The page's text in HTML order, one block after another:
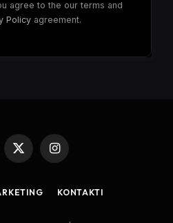
agree to the our terms and
Policyagreement.
X
(Twitter)
Instagram
KONTAKTI